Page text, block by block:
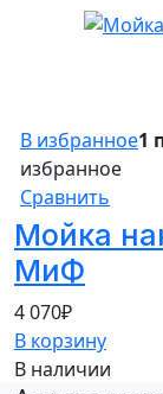
В избранное1
избранное
Сравнить
Мойка
МиФ
4 070₽
В корзину
В наличии